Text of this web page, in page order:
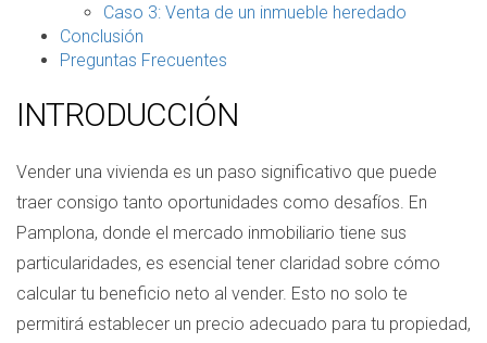
Caso 3: Venta de un inmueble heredado
Conclusión
Preguntas Frecuentes
INTRODUCCIÓN
Vender una vivienda es un paso significativo que puede
traer consigo tanto oportunidades como desafíos. En
Pamplona, donde el mercado inmobiliario tiene sus
particularidades, es esencial tener claridad sobre cómo
calcular tu beneficio neto al vender. Esto no solo te
permitirá establecer un precio adecuado para tu propiedad,